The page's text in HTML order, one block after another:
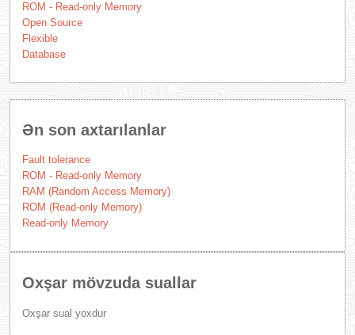
ROM - Read-only Memory
Open Source
Flexible
Database
Ən son axtarılanlar
Fault tolerance
ROM - Read-only Memory
RAM (Random Access Memory)
ROM (Read-only Memory)
Read-only Memory
Oxşar mövzuda suallar
Oxşar sual yoxdur